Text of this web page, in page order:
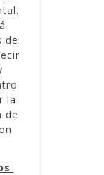
de
la
de